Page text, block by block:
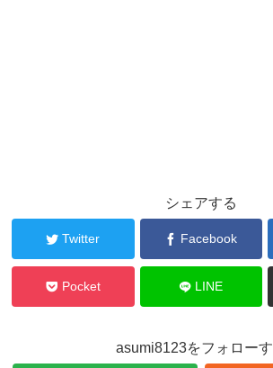
シェアする
Twitter Facebook
Pocket LINE
asumi8123をフォロー